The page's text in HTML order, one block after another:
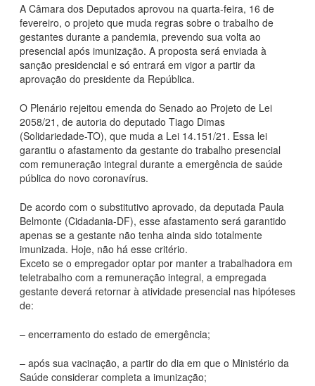
A Câmara dos Deputados aprovou na quarta-feira, 16 de
fevereiro, o projeto que muda regras sobre o trabalho de
gestantes durante a pandemia, prevendo sua volta ao
presencial após imunização. A proposta será enviada à
sanção presidencial e só entrará em vigor a partir da
aprovação do presidente da República.
O Plenário rejeitou emenda do Senado ao Projeto de Lei
2058/21, de autoria do deputado Tiago Dimas
(Solidariedade-TO), que muda a Lei 14.151/21. Essa lei
garantiu o afastamento da gestante do trabalho presencial
com remuneração integral durante a emergência de saúde
pública do novo coronavírus.
De acordo com o substitutivo aprovado, da deputada Paula
Belmonte (Cidadania-DF), esse afastamento será garantido
apenas se a gestante não tenha ainda sido totalmente
imunizada. Hoje, não há esse critério.
Exceto se o empregador optar por manter a trabalhadora em
teletrabalho com a remuneração integral, a empregada
gestante deverá retornar à atividade presencial nas hipóteses
de:
– encerramento do estado de emergência;
– após sua vacinação, a partir do dia em que o Ministério da
Saúde considerar completa a imunização;